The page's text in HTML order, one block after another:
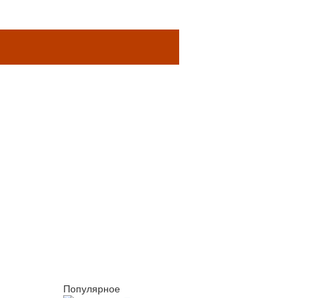
Популярное